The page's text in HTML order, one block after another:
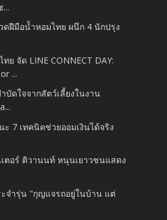
ดฝีมือน้ำหอมไทย ผนึก 4 นักปรุง
ทย จัด LINE CONNECT DAY:
...
บัดใจจากสัตว์เลี้ยงในงาน
7 เทคนิคช่วยออมเงินได้จริง
ตอร์ ติวานนท์ หนุนเยาวชนแสดง
ะจำรุ่น "กุญแจรถอยู่ในบ้าน แต่